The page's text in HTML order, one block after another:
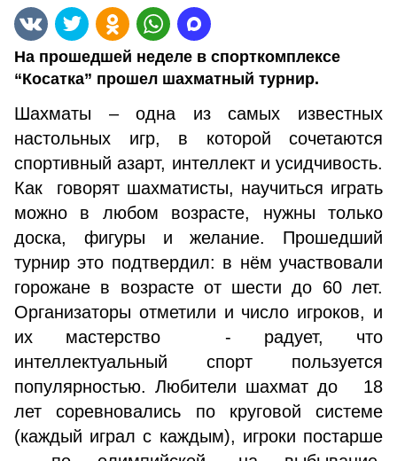
На прошедшей неделе в спорткомплексе
“Косатка” прошел шахматный турнир.
Шахматы – одна из самых известных
настольных игр, в которой сочетаются
спортивный азарт, интеллект и усидчивость.
Как говорят шахматисты, научиться играть
можно в любом возрасте, нужны только
доска, фигуры и желание. Прошедший
турнир это подтвердил: в нём участвовали
горожане в возрасте от шести до 60 лет.
Организаторы отметили и число игроков, и
их мастерство - радует, что
интеллектуальный спорт пользуется
популярностью. Любители шахмат до 18
лет соревновались по круговой системе
(каждый играл с каждым), игроки постарше